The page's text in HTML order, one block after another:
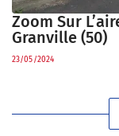
Zoom Sur
Granville (50)
23/05/2024